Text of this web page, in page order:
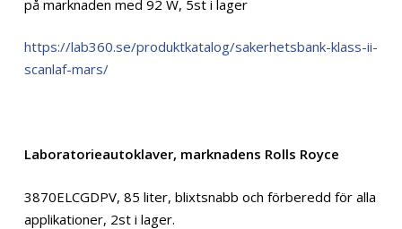
på marknaden med 92 W, 5st i lager
https://lab360.se/produktkatalog/sakerhetsbank-klass-ii-
scanlaf-mars/
Laboratorieautoklaver, marknadens Rolls Royce
3870ELCGDPV, 85 liter, blixtsnabb och förberedd för alla
applikationer, 2st i lager.